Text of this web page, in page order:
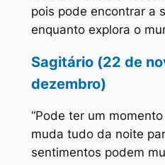
pois pode encontrar a
enquanto explora o
Sagitário (22 de
dezembro)
“Pode ter um
muda tudo da noite
sentimentos podem